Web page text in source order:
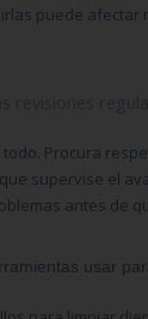
puede afectar
todo. Procura
supervise el
antes de
usar